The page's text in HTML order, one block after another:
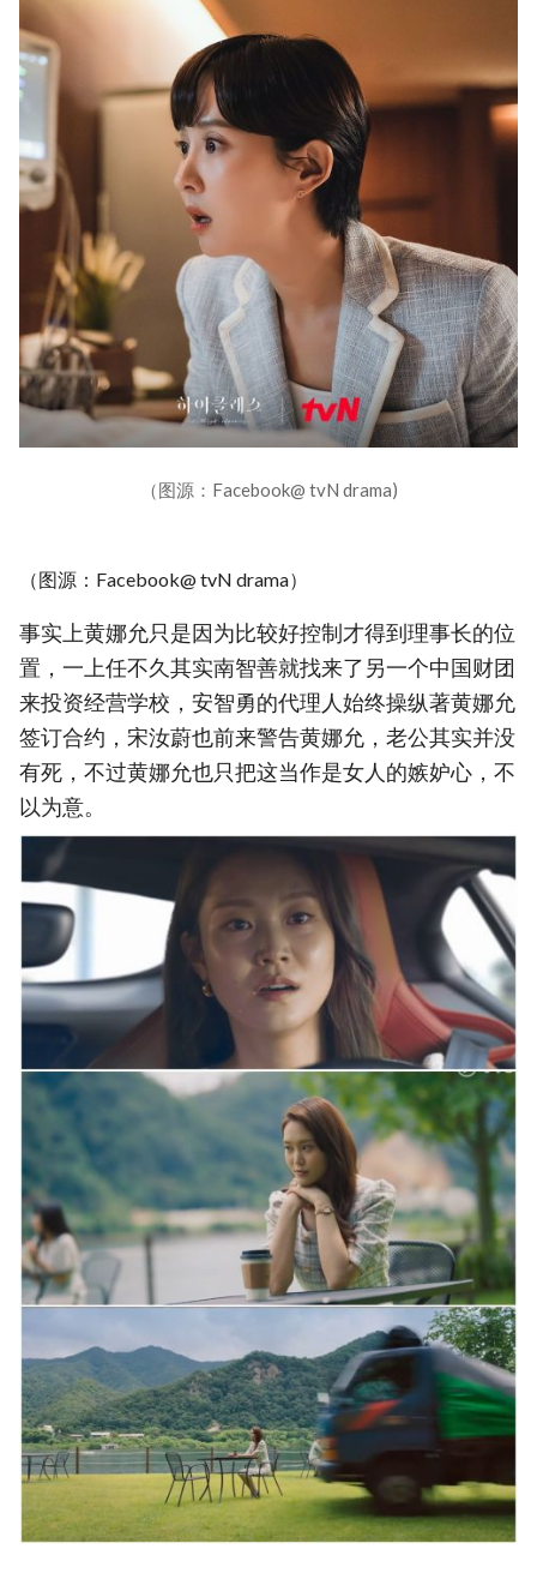
（图源：Facebook@ tvN drama)
（图源：Facebook@ tvN drama）
事实上黄娜允只是因为比较好控制才得到理事长的位
置，一上任不久其实南智善就找来了另一个中国财团
来投资经营学校，安智勇的代理人始终操纵著黄娜允
签订合约，宋汝蔚也前来警告黄娜允，老公其实并没
有死，不过黄娜允也只把这当作是女人的嫉妒心，不
以为意。